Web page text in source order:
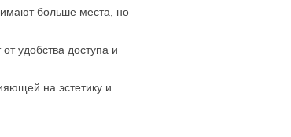
больше места, но
удобства доступа и
на эстетику и